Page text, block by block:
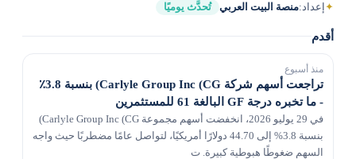
✦إعداد: منصة البيت العربي تُحدَّث يوميًا
أقدم
منذ أسبوع
تراجعت أسهم شركة Carlyle Group Inc (CG) بنسبة 3.8٪
- ما تخبره درجة GF البالغة 61 للمستثمرين
في 29 يوليو 2026، انخفضت أسهم مجموعة Carlyle Group Inc (CG)
بنسبة 3.8% إلى 44.70 دولارًا أمريكيًا، لتواصل عامًا مضطربًا حيث واجه
السهم ضغوطًا هبوطية كبيرة. ت